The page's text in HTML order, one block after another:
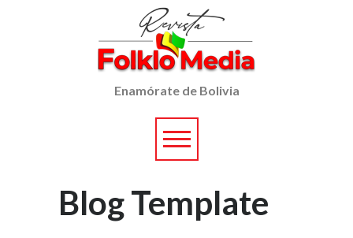
Enamórate de Bolivia
Blog Template